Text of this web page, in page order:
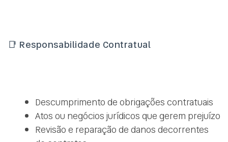
📑 Responsabilidade Contratual
Descumprimento de obrigações contratuais
Atos ou negócios jurídicos que gerem prejuízo
Revisão e reparação de danos decorrentes